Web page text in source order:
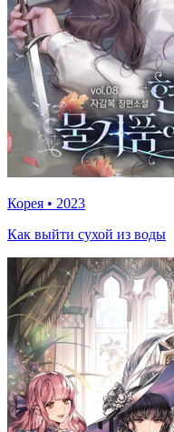
Корея • 2023
Как выйти сухой из воды